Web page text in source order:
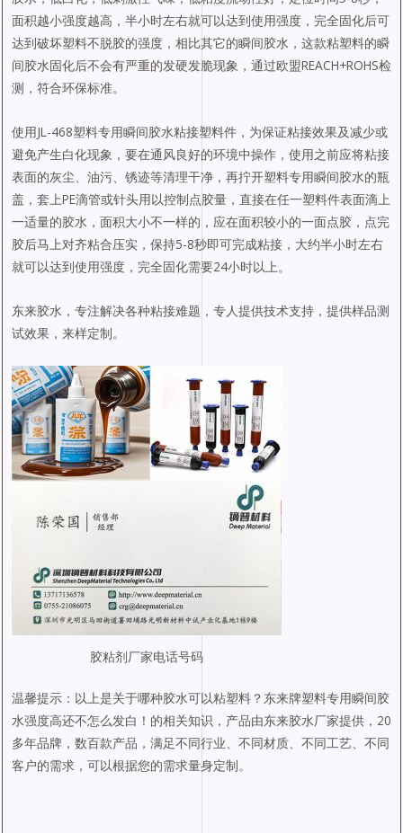
面积越小强度越高，半小时左右就可以达到使用强度，完全固化后可
达到破坏塑料不脱胶的强度，相比其它的瞬间胶水，这款粘塑料的瞬
间胶水固化后不会有严重的发硬发脆现象，通过欧盟REACH+ROHS检
测，符合环保标准。
使用JL-468塑料专用瞬间胶水粘接塑料件，为保证粘接效果及减少或
避免产生白化现象，要在通风良好的环境中操作，使用之前应将粘接
表面的灰尘、油污、锈迹等清理干净，再拧开塑料专用瞬间胶水的瓶
盖，套上PE滴管或针头用以控制点胶量，直接在任一塑料件表面滴上
一适量的胶水，面积大小不一样的，应在面积较小的一面点胶，点完
胶后马上对齐粘合压实，保持5-8秒即可完成粘接，大约半小时左右
就可以达到使用强度，完全固化需要24小时以上。
东来胶水，专注解决各种粘接难题，专人提供技术支持，提供样品测
试效果，来样定制。
胶粘剂厂家电话号码
温馨提示：以上是关于哪种胶水可以粘塑料？东来牌塑料专用瞬间胶
水强度高还不怎么发白！的相关知识，产品由东来胶水厂家提供，20
多年品牌，数百款产品，满足不同行业、不同材质、不同工艺、不同
客户的需求，可以根据您的需求量身定制。